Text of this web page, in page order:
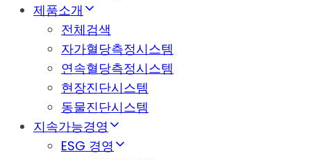
제품소개
전체검색
자가혈당측정시스템
연속혈당측정시스템
현장진단시스템
동물진단시스템
지속가능경영
ESG 경영